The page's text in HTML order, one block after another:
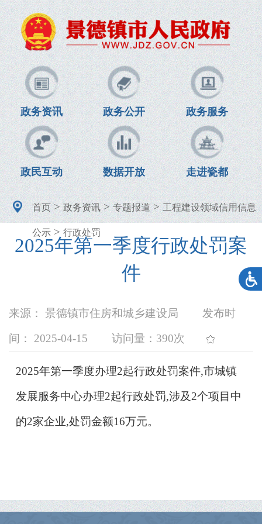
政务资讯 政务公开 政务服务
政民互动 数据开放 走进瓷都
首页>政务资讯>专题报道>工程建设领域信用信息
公示> 行政处罚
2025年第一季度行政处罚案
件
来源： 景德镇市住房和城乡建设局 发布时
间： 2025-04-15 访问量： 390次
2025年第一季度办理2起行政处罚案件,市城镇
发展服务中心办理2起行政处罚,涉及2个项目中
的2家企业,处罚金额16万元。